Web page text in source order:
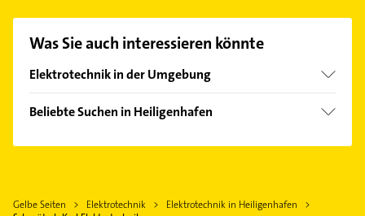
Kontaktmöglichkeiten wie Adresse oder Mail in
finden Sie alleKontaktdaten.
Was Sie auch interessieren könnte
Elektrotechnik in der Umgebung
Grömitz
Beliebte Suchen in Heiligenhafen
Heizung & Sanitär
Gelbe Seiten Elektrotechnik
Elektrotechnik in Heiligenhafen